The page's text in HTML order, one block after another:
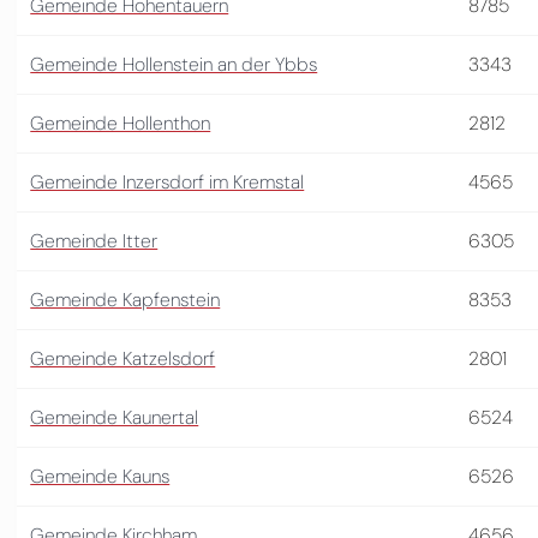
Gemeinde Hohentauern 8785
Gemeinde Hollenstein an der Ybbs 3343
Gemeinde Hollenthon 2812
Gemeinde Inzersdorf im Kremstal 4565
Gemeinde Itter 6305
Gemeinde Kapfenstein 8353
Gemeinde Katzelsdorf 2801
Gemeinde Kaunertal 6524
Gemeinde Kauns 6526